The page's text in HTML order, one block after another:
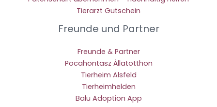
Tierarzt Gutschein
Freunde und Partner
Freunde & Partner
Pocahontasz Állatotthon
Tierheim Alsfeld
Tierheimhelden
Balu Adoption App